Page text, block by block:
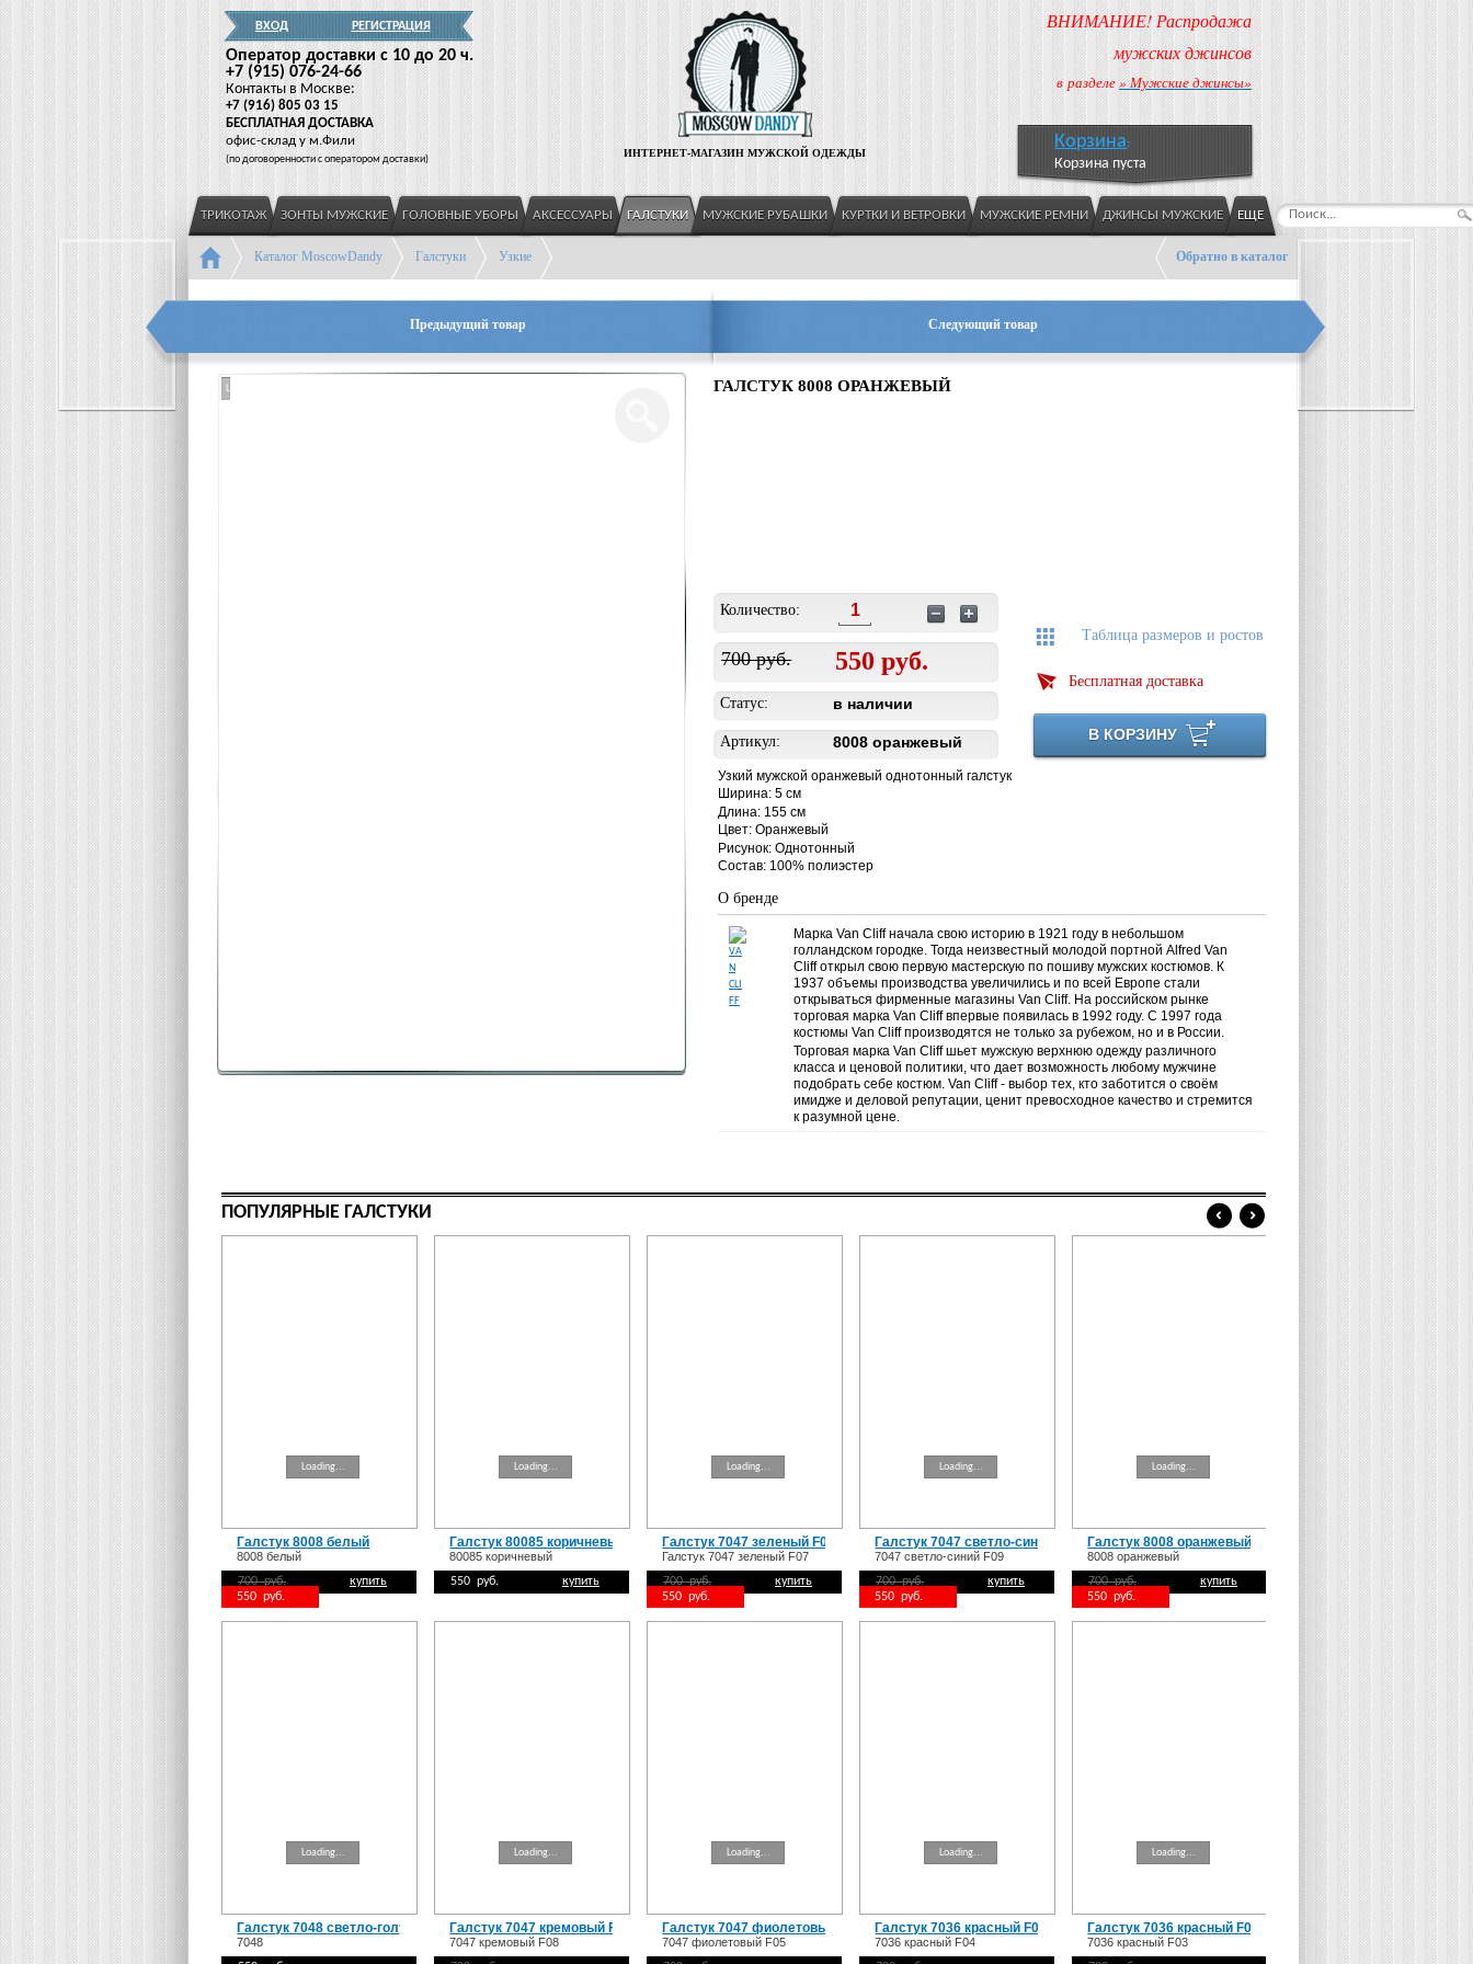
ВХОД РЕГИСТРАЦИЯ
Оператор доставки c 10 до 20 ч.
+7 (915) 076-24-66
Контакты в Москве:
+7 (916) 805 03 15
БЕСПЛАТНАЯ ДОСТАВКА
офис-склад у м.Фили
(по договоренности с оператором доставки) ИНТЕРНЕТ-МАГАЗИН МУЖСКОЙ ОДЕЖДЫ
ВНИМАНИЕ! Распродажа
мужских джинсов
в разделе» Мужские джинсы»
Корзина:
Корзина пуста
ТРИКОТАЖ ЗОНТЫ МУЖСКИЕ ГОЛОВНЫЕ УБОРЫ АКСЕССУАРЫ ГАЛСТУКИ МУЖСКИЕ РУБАШКИ КУРТКИ И ВЕТРОВКИ МУЖСКИЕ РЕМНИ ДЖИНСЫ МУЖСКИЕ ЕЩЕ
Каталог MoscowDandy Галстуки Узкие Обратно в каталог
Предыдущий товар Следующий товар
Loading... ГАЛСТУК 8008 ОРАНЖЕВЫЙ
Количество:
700 руб. 550 руб.
Статус: в наличии
Артикул: 8008 оранжевый
Таблица размеров и ростов
Бесплатная доставка
В КОРЗИНУ
Узкий мужской оранжевый однотонный галстук
Ширина: 5 см
Длина: 155 см
Цвет: Оранжевый
Рисунок: Однотонный
Состав: 100% полиэстер
О бренде
Марка Van Cliff начала свою историю в 1921 году в небольшом
голландском городке. Тогда неизвестный молодой портной Alfred Van
Cliff открыл свою первую мастерскую по пошиву мужских костюмов. К
1937 объемы производства увеличились и по всей Европе стали
открываться фирменные магазины Van Cliff. На российском рынке
торговая марка Van Cliff впервые появилась в 1992 году. С 1997 года
костюмы Van Cliff производятся не только за рубежом, но и в России.
Торговая марка Van Cliff шьет мужскую верхнюю одежду различного
класса и ценовой политики, что дает возможность любому мужчине
подобрать себе костюм. Van Cliff - выбор тех, кто заботится о своём
имидже и деловой репутации, ценит превосходное качество и стремится
к разумной цене.
ПОПУЛЯРНЫЕ ГАЛСТУКИ
Loading...
Галстук 8008 белый
8008 белый
700 руб.
550 руб.
купить
Loading...
Галстук 7048 светло-голубой
7048
Loading...
Галстук 80085 коричневый
80085 коричневый
550 руб.
купить
Loading...
Галстук 7047 кремовый F08
7047 кремовый F08
Loading...
Галстук 7047 зеленый F07
Галстук 7047 зеленый F07
700 руб.
550 руб.
купить
Loading...
Галстук 7047 фиолетовый F05
7047 фиолетовый F05
Loading...
Галстук 7047 светло-синий F09
7047 светло-синий F09
700 руб.
550 руб.
купить
Loading...
Галстук 7036 красный F04
7036 красный F04
Loading...
Галстук 8008 оранжевый
8008 оранжевый
700 руб.
550 руб.
купить
Loading...
Галстук 7036 красный F03
7036 красный F03
Loading...
Галстук 7036 бордовый
7036 бордовый F 01
700 руб.
550 руб.
купить
Loading...
Галстук 80085 серый
80085 серый